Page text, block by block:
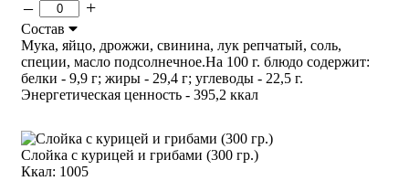
– +
Состав
Мука, яйцо, дрожжи, свинина, лук репчатый, соль,
специи, масло подсолнечное.На 100 г. блюдо содержит:
белки - 9,9 г; жиры - 29,4 г; углеводы - 22,5 г.
Энергетическая ценность - 395,2 ккал
Слойка с курицей и грибами (300 гр.)
Ккал: 1005